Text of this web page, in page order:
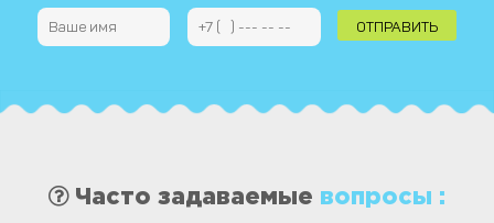
Часто задаваемые вопросы :